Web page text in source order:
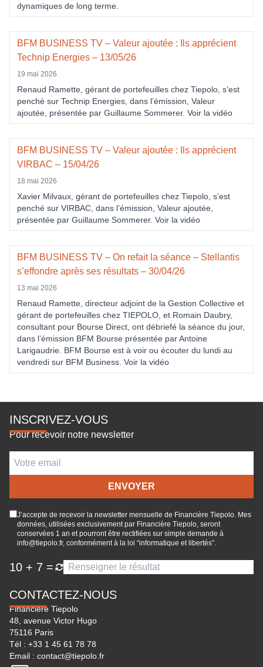
dynamiques de long terme.
BFM BUSINESS TV – Valeur ajoutée : Ils apprécient
Technip Energies – 13/05/26
19 mai 2026
Renaud Ramette, gérant de portefeuilles chez Tiepolo, s’est
penché sur Technip Energies, dans l’émission, Valeur
ajoutée, présentée par Guillaume Sommerer. Voir la vidéo
BFM BUSINESS TV – Valeur ajoutée : Ils apprécient
VIRBAC – 15/04/26
18 mai 2026
Xavier Milvaux, gérant de portefeuilles chez Tiepolo, s’est
penché sur VIRBAC, dans l’émission, Valeur ajoutée,
présentée par Guillaume Sommerer. Voir la vidéo
BFM BUSINESS TV – On refait la séance – Stellantis
s’effondre après ses résultats – 30/04/26
13 mai 2026
Renaud Ramette, directeur adjoint de la Gestion Collective et
gérant de portefeuilles chez TIEPOLO, et Romain Daubry,
consultant pour Bourse Direct, ont débriefé la séance du jour,
dans l’émission BFM Bourse présentée par Antoine
Larigaudrie. BFM Bourse est à voir ou écouter du lundi au
vendredi sur BFM Business. Voir la vidéo
INSCRIVEZ-VOUS
Pour recevoir notre newsletter
J’accepte de recevoir la newsletter mensuelle de Financière Tiepolo. Mes
données, utilisées exclusivement par Financière Tiepolo, seront
conservées 1 an et pourront être rectifiées sur simple demande à
info@tiepolo.fr, conformément à la loi “informatique et libertés”.
10 + 7 =
CONTACTEZ-NOUS
Financière Tiepolo
48, avenue Victor Hugo
75116 Paris
Tél : +33 1 45 61 78 78
Email : contact@tiepolo.fr